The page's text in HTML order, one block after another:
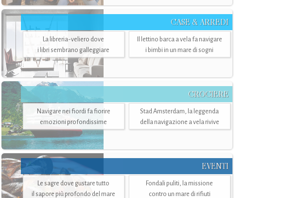
CASE & ARREDI
La libreria-veliero dove
i libri sembrano galleggiare
Il lettino barca a vela fa navigare
i bimbi in un mare di sogni
CROCIERE
Navigare nei fiordi fa fiorire
emozioni profondissime
Stad Amsterdam, la leggenda
della navigazione a vela rivive
EVENTI
Le sagre dove gustare tutto
il sapore più profondo del mare
Fondali puliti, la missione
contro un mare di rifiuti